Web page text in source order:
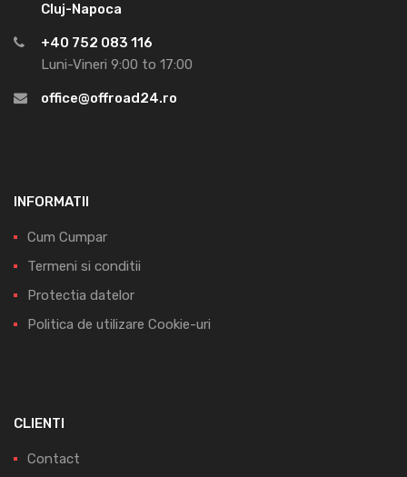
Cluj-Napoca
+40 752 083 116
Luni-Vineri 9:00 to 17:00
office@offroad24.ro
INFORMATII
Cum Cumpar
Termeni si conditii
Protectia datelor
Politica de utilizare Cookie-uri
CLIENTI
Contact